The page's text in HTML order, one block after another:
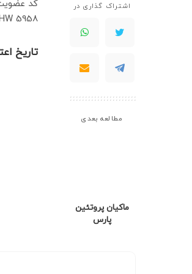
اشتراک گذاری در
مطالعه بعدی
ماکیان پروتئین
پارس
کد
5958
تاریخ